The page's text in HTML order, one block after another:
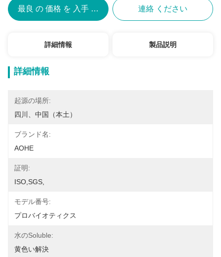
最良 の 価格 を 入手 する 連絡 ください
詳細情報 製品説明
詳細情報
起源の場所:
四川、中国（本土）
ブランド名:
AOHE
証明:
ISO,SGS,
モデル番号:
プロバイオティクス
水のSoluble:
黄色い解決